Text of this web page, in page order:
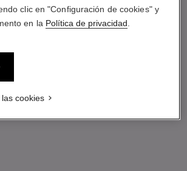
clic en "Configuración de cookies" y
en la Política de privacidad
cookies